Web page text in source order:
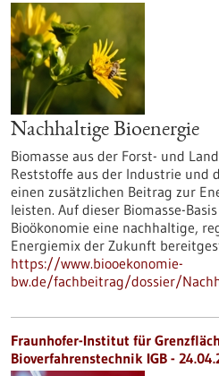
Nachhaltige Bioenergie
Biomasse aus der Forst- und
Reststoffe aus der Industrie und
einen zusätzlichen Beitrag zur
leisten. Auf dieser Biomasse-
Bioökonomie eine nachhaltige,
Energiemix der Zukunft
https://www.biooekonomie-
bw.de/fachbeitrag/dossier/
Fraunhofer-Institut für
Bioverfahrenstechnik IGB -